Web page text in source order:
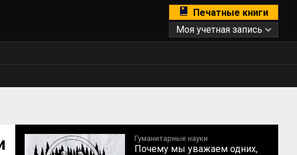
Печатные книги
Моя учетная запись
Гуманитарные науки
Почему мы уважаем одних,